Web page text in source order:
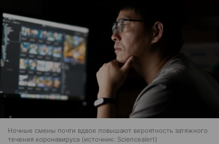
Ночные смены почти вдвое повышают вероятность затяжного
течения коронавируса
источник: Sciencealert